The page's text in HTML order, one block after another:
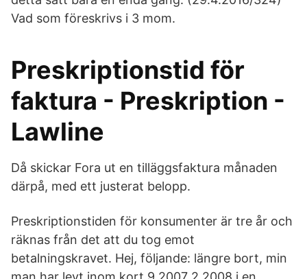
Vad som föreskrivs i 3 mom.
Preskriptionstid för
faktura - Preskription -
Lawline
Då skickar Fora ut en tilläggsfaktura månaden
därpå, med ett justerat belopp.
Preskriptionstiden för konsumenter är tre år och
räknas från det att du tog emot
betalningskravet. Hej, följande: längre bort, min